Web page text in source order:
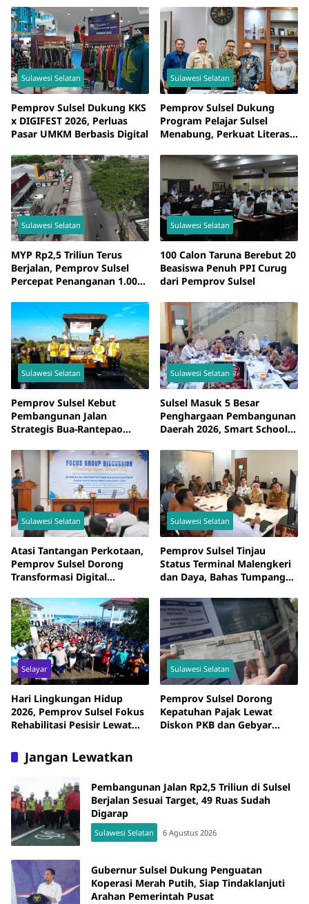
Sulawesi Selatan
Pemprov Sulsel Dukung KKS
x DIGIFEST 2026, Perluas
Pasar UMKM Berbasis Digital
Sulawesi Selatan
Pemprov Sulsel Dukung
Program Pelajar Sulsel
Menabung, Perkuat Literasi
Sekolah
Sulawesi Selatan
MYP Rp2,5 Triliun Terus
Berjalan, Pemprov Sulsel
Percepat Penanganan 1.000
Sulawesi Selatan
100 Calon Taruna Berebut 20
Beasiswa Penuh PPI Curug
dari Pemprov Sulsel
Sulawesi Selatan
Pemprov Sulsel Kebut
Pembangunan Jalan
Strategis Bua-Rantepao
Sulawesi Selatan
Sulsel Masuk 5 Besar
Penghargaan Pembangunan
Daerah 2026, Smart School
Sulawesi Selatan
Atasi Tantangan Perkotaan,
Pemprov Sulsel Dorong
Transformasi Digital
Sulawesi Selatan
Pemprov Sulsel Tinjau
Status Terminal Malengkeri
dan Daya, Bahas Tumpang
Kewenangan
Selayar
Hari Lingkungan Hidup
2026, Pemprov Sulsel Fokus
Rehabilitasi Pesisir Lewat
Sulawesi Selatan
Pemprov Sulsel Dorong
Kepatuhan Pajak Lewat
Diskon PKB dan Gebyar
Jangan Lewatkan
Pembangunan Jalan Rp2,5 Triliun di Sulsel
Berjalan Sesuai Target, 49 Ruas Sudah
Digarap
Sulawesi Selatan 6 Agustus 2026
Gubernur Sulsel Dukung Penguatan
Koperasi Merah Putih, Siap Tindaklanjuti
Arahan Pemerintah Pusat